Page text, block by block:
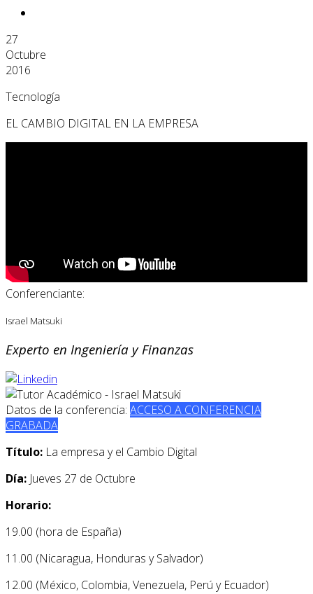
27
Octubre
2016
Tecnología
EL CAMBIO DIGITAL EN LA EMPRESA
Conferenciante:
Israel Matsuki
Experto en Ingeniería y Finanzas
Datos de la conferencia: ACCESO A CONFERENCIA
GRABADA
Título: La empresa y el Cambio Digital
Día: Jueves 27 de Octubre
Horario:
19.00 (hora de España)
11.00 (Nicaragua, Honduras y Salvador)
12.00 (México, Colombia, Venezuela, Perú y Ecuador)